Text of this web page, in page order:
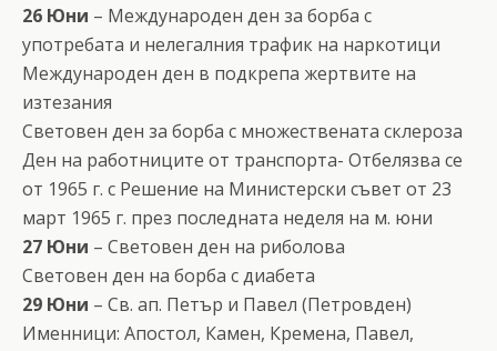
26 Юни – Международен ден за борба с
употребата и нелегалния трафик на наркотици
Международен ден в подкрепа жертвите на
изтезания
Световен ден за борба с множествената склероза
Ден на работниците от транспорта- Отбелязва се
от 1965 г. с Решение на Министерски съвет от 23
март 1965 г. през последната неделя на м. юни
27 Юни – Световен ден на риболова
Световен ден на борба с диабета
29 Юни – Св. ап. Петър и Павел (Петровден)
Именници: Апостол, Камен, Кремена, Павел,